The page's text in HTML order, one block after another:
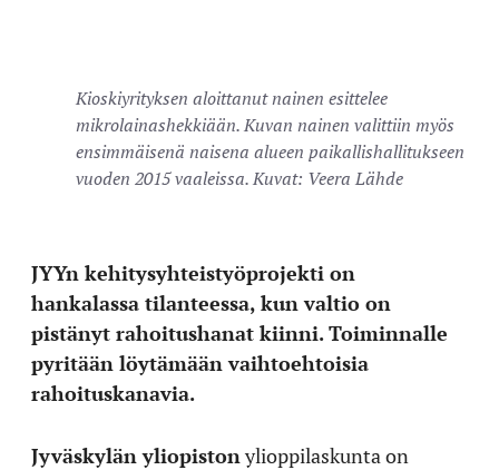
Kioskiyrityksen aloittanut nainen esittelee
mikrolainashekkiään. Kuvan nainen valittiin myös
ensimmäisenä naisena alueen paikallishallitukseen
vuoden 2015 vaaleissa. Kuvat: Veera Lähde
JYYn kehitysyhteistyöprojekti on
hankalassa tilanteessa, kun valtio on
pistänyt rahoitushanat kiinni. Toiminnalle
pyritään löytämään vaihtoehtoisia
rahoituskanavia.
Jyväskylän yliopistonylioppilaskunta on